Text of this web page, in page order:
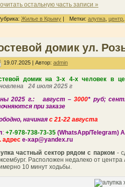
остальную часть записи »
Жилье в Крыму | Метки: алупка центр
домик ул.
19.07.2025 | Автор: admin
домик на 3-х 4-х человек в
24 июля 2025 г
2025 г.:
август –3000* руб;
при заказе
начиная с 21-22 августа
: +7-978-738-73-35 (WhatsApp/Telegram)
адрес e-xap@yandex.ru
частный сектор рядом с парком -
Расположен недалеко от
10 минут ходьбы.